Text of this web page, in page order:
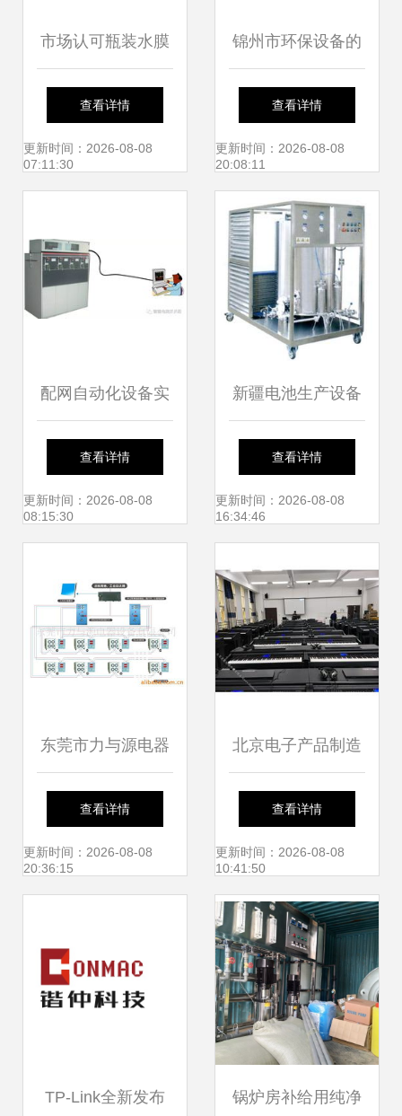
市场认可瓶装水膜
包机 纸箱套膜包装
机 热收缩包装机 ,
械设备厂
查看详情
更新时间：2026-08-08
07:11:30
锦州市环保设备的
生产批发 环保设备
的生产供应 环保设
备的生产厂家
查看详情
更新时间：2026-08-08
20:08:11
配网自动化设备实
现小电流接地系统
故障检测
查看详情
更新时间：2026-08-08
08:15:30
新疆电池生产设备
批发 本地网络设备
制造企业的新兴供
查看详情
更新时间：2026-08-08
16:34:46
东莞市力与源电器
设备 深耕网络设备
制造，助力数字化
查看详情
更新时间：2026-08-08
20:36:15
北京电子产品制造
设备批发 技术与供
应的双核驱动
查看详情
更新时间：2026-08-08
10:41:50
TP-Link全新发布 锅炉房补给用纯净